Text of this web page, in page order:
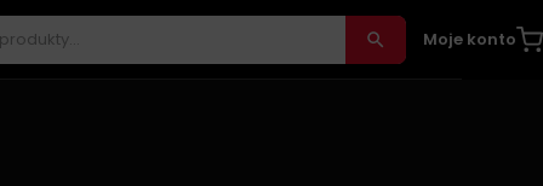
Moje konto